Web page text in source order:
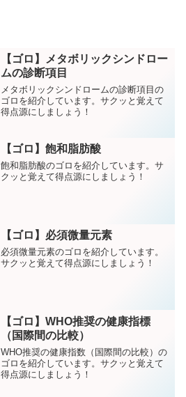
【ゴロ】メタボリックシンドロー
ムの診断項目
メタボリックシンドロームの診断項目の
ゴロを紹介しています。サクッと覚えて
得点源にしましょう！
【ゴロ】飽和脂肪酸
飽和脂肪酸のゴロを紹介しています。サ
クッと覚えて得点源にしましょう！
【ゴロ】必須微量元素
必須微量元素のゴロを紹介しています。
サクッと覚えて得点源にしましょう！
【ゴロ】WHO推奨の健康指標
（国際間の比較）
WHO推奨の健康指数（国際間の比較）の
ゴロを紹介しています。サクッと覚えて
得点源にしましょう！